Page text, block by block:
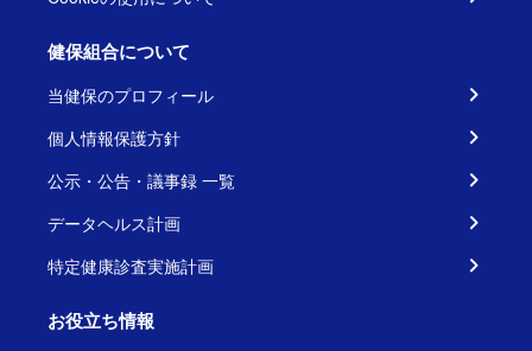
健保組合について
当健保のプロフィール
個人情報保護方針
公示・公告・議事録 一覧
データヘルス計画
特定健康診査実施計画
お役立ち情報